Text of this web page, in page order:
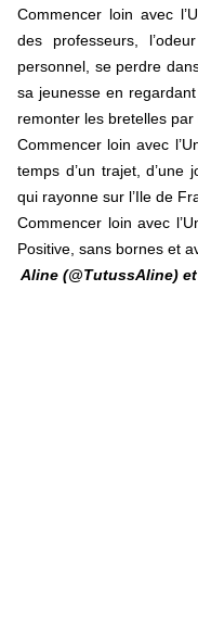
Commencer loin avec
des professeurs,
personnel, se perdre
sa jeunesse en
remonter les bretelles par
Commencer loin avec
temps d’un trajet, d’une
qui rayonne sur l’Ile de
Commencer loin avec
Positive, sans bornes et
Aline (@TutussAline)